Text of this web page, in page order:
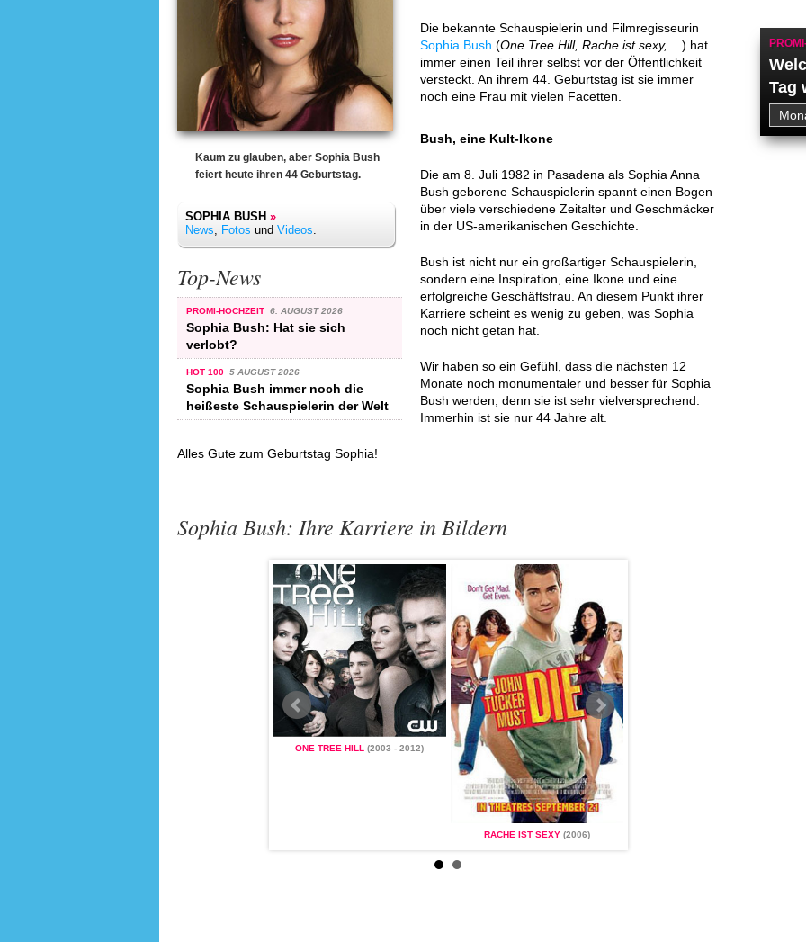
Kaum zu glauben, aber Sophia Bush
feiert heute ihren 44 Geburtstag.
SOPHIA BUSH »
News, Fotos und Videos.
Top-News
PROMI-HOCHZEIT 6. AUGUST 2026
Sophia Bush: Hat sie sich
verlobt?
HOT 100 5 AUGUST 2026
Sophia Bush immer noch die
heißeste Schauspielerin der Welt
Die bekannte Schauspielerin und Filmregisseurin
Sophia Bush (One Tree Hill, Rache ist sexy, ... ) hat
immer einen Teil ihrer selbst vor der Öffentlichkeit
versteckt. An ihrem 44. Geburtstag ist sie immer
noch eine Frau mit vielen Facetten.
Bush, eine Kult-Ikone
Die am 8. Juli 1982 in Pasadena als Sophia Anna
Bush geborene Schauspielerin spannt einen Bogen
über viele verschiedene Zeitalter und Geschmäcker
in der US-amerikanischen Geschichte.
Bush ist nicht nur ein großartiger Schauspielerin,
sondern eine Inspiration, eine Ikone und eine
erfolgreiche Geschäftsfrau. An diesem Punkt ihrer
Karriere scheint es wenig zu geben, was Sophia
noch nicht getan hat.
Wir haben so ein Gefühl, dass die nächsten 12
Monate noch monumentaler und besser für Sophia
Bush werden, denn sie ist sehr vielversprechend.
Immerhin ist sie nur 44 Jahre alt.
Alles Gute zum Geburtstag Sophia!
Sophia Bush: Ihre Karriere in Bildern
ONE TREE HILL (2003 - 2012)
RACHE IST SEXY(2006)
Tag